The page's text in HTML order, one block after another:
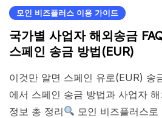
모인 비즈플러스 이용 가이드
국가별 사업자 해외송금
스페인 송금 방법(EUR)
이것만 알면 스페인 유로(EUR) 송
에서 스페인 송금 방법과 사업자
정보 총 정리
모인 비즈플러스